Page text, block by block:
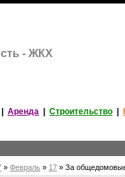
- ЖКХ
Аренда Строительство
» Февраль » 17 » За